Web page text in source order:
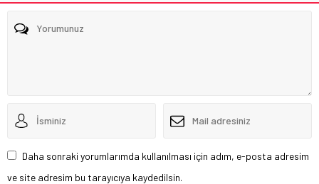
Daha sonraki yorumlarımda kullanılması için adım, e-posta adresim
ve site adresim bu tarayıcıya kaydedilsin.